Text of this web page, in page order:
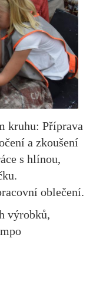
kruhu: Příprava
a zkoušení
s hlínou,
oblečení.
výrobků,